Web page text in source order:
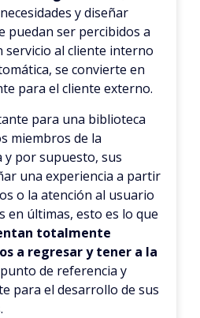
y diseñar
puedan ser percibidos a
servicio al cliente interno
se convierte en
para el cliente externo.
para una biblioteca
miembros de la
y por supuesto, sus
una experiencia a partir
o la atención al usuario
en últimas, esto es lo que
totalmente
a regresar y tener a la
de referencia y
para el desarrollo de sus